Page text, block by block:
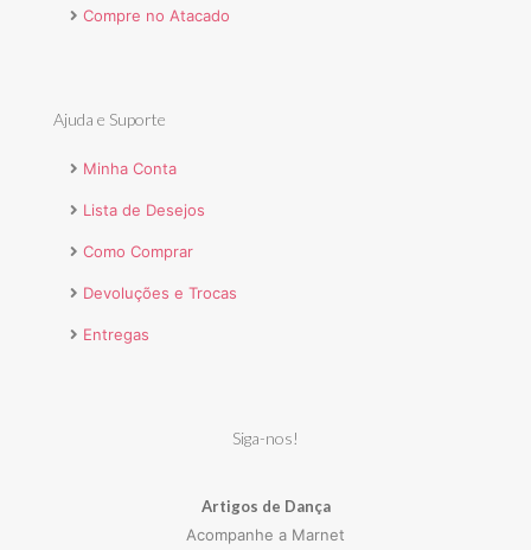
Compre no Atacado
Ajuda e Suporte
Minha Conta
Lista de Desejos
Como Comprar
Devoluções e Trocas
Entregas
Siga-nos!
Artigos de Dança
Acompanhe a Marnet